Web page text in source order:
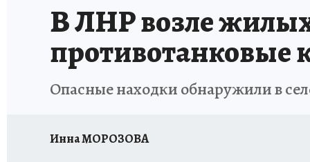
В ЛНР возле
противотанковые
Опасные находки обнаружили в
Инна МОРОЗОВА